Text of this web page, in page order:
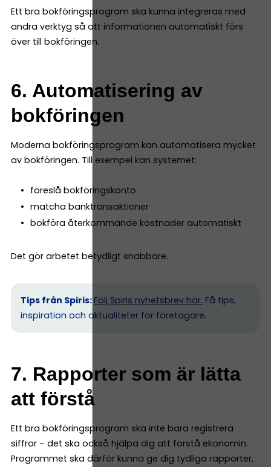
Ett bra bokföringsprogram ska kunna integreras med
andra verktyg så att informationen automatiskt förs
över till bokföringen.
6. Automatisering av
bokföringen
Moderna bokföringsprogram kan automatisera mycket
av bokföringen. Till exempel kan systemet:
föreslå bokföringskonto
matcha banktransaktioner
bokföra återkommande kostnader automatiskt
Det gör arbetet betydligt snabbare.
Tips från Spiris: Följ Spiris nyhetsbrev här. Få tips,
inspiration och aktualiteter för företagare.
7. Rapporter som är lätta
att förstå
Ett bra bokföringsprogram ska inte bara registrera
siffror – det ska också hjälpa dig att förstå ekonomin.
Programmet ska därför kunna ge dig tydliga rapporter,